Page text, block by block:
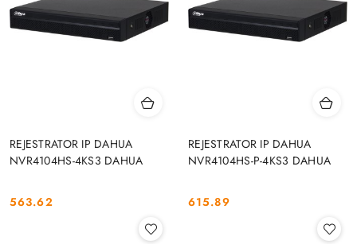
REJESTRATOR IP DAHUA
NVR4104HS-4KS3 DAHUA
Cena:
563.62
REJESTRATOR IP DAHUA
NVR4104HS-P-4KS3 DAHUA
Cena:
615.89